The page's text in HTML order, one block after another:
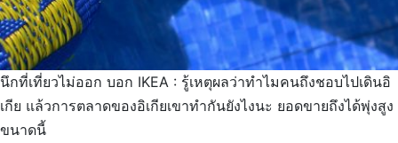
นึกที่เที่ยวไม่ออก บอก IKEA : รู้เหตุผลว่าทำไมคนถึงชอบไปเดินอิ
เกีย แล้วการตลาดของอิเกียเขาทำกันยังไงนะ ยอดขายถึงได้พุ่งสูง
ขนาดนี้